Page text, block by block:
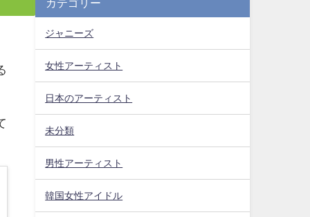
カテゴリー
ジャニーズ
女性アーティスト
日本のアーティスト
未分類
男性アーティスト
韓国女性アイドル